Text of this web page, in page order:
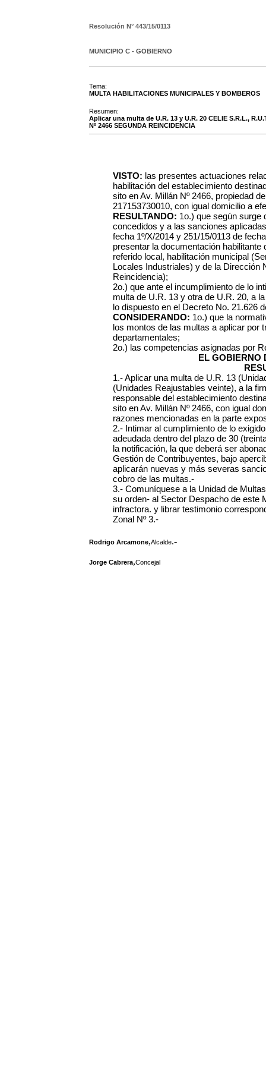
Resolución N° 443/15/0113
MUNICIPIO C - GOBIERNO
Tema:
MULTA HABILITACIONES MUNICIPALES Y BOMBEROS
Resumen:
Aplicar una multa de U.R. 13 y U.R. 20 CELIE S.R.L.,
Nº 2466 SEGUNDA REINCIDENCIA
VISTO: las presentes actuaciones
habilitación del establecimiento
sito en Av. Millán Nº 2466, propiedad
217153730010, con igual domicilio a
RESULTANDO: 1o.) que según surge
concedidos y a las sanciones
fecha 1º/X/2014 y 251/15/0113 de
presentar la documentación
referido local, habilitación municipal
Locales Industriales) y de la Dirección
Reincidencia);
2o.) que ante el incumplimiento de lo
multa de U.R. 13 y otra de U.R. 20, a
lo dispuesto en el Decreto No. 21.626
CONSIDERANDO: 1o.) que la
los montos de las multas a aplicar por
departamentales;
2o.) las competencias asignadas por
EL GOBIERNO
1.- Aplicar una multa de U.R. 13
(Unidades Reajustables veinte), a la
responsable del establecimiento
sito en Av. Millán Nº 2466, con igual
razones mencionadas en la parte
2.- Intimar al cumplimiento de lo
adeudada dentro del plazo de 30
la notificación, la que deberá ser
Gestión de Contribuyentes, bajo
aplicarán nuevas y más severas
cobro de las multas.-
3.- Comuníquese a la Unidad de
su orden- al Sector Despacho de este
infractora. y librar testimonio
Zonal Nº 3.-
Rodrigo Arcamone,Alcalde.-
Jorge Cabrera,Concejal